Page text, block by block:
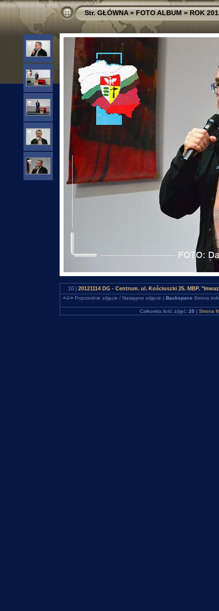
Str. GŁÓWNA»FOTO ALBUM»ROK
10 | 20121114 DG - Centrum. ul. Kościuszki 25. MBP.
<-/->Poprzednie zdjęcie / Następne zdjęcie | Backspace Strona
Całkowita ilość zdjęć: 20 | Strona